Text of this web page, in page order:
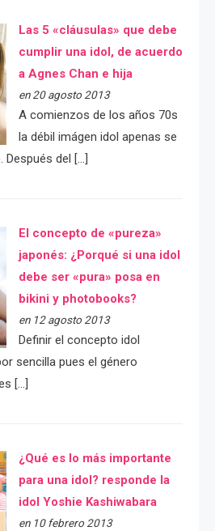
Las 5 «cláusulas» que debe
cumplir una idol, de acuerdo
a Agnes Chan e hija
en 20 agosto 2013
A comienzos de los años 70s
la débil imágen idol apenas se
del […]
El concepto de «pureza»
japonés: ¿Porqué si una idol
debe ser «pura» posa en
bikini y photobooks?
en 12 agosto 2013
Definir el concepto idol
sencilla pues el género
[…]
¿Qué es lo más importante
para una idol? responde la
idol Yoshie Kashiwabara
en 10 febrero 2013